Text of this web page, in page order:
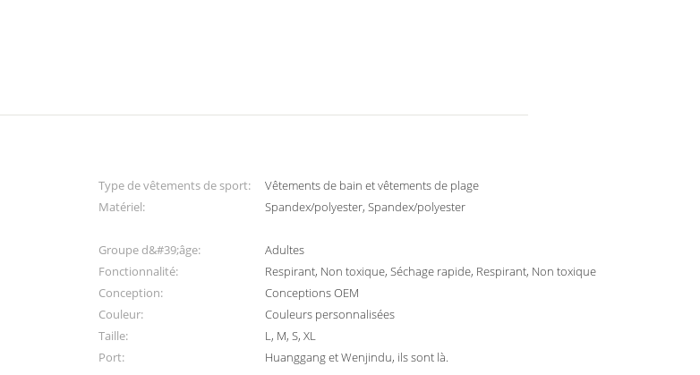
Type de vêtements de sport:
Vêtements de bain et vêtements de plage
Matériel: Spandex/polyester, Spandex/polyester
Groupe d&#39;âge:
Adultes
Fonctionnalité:
Respirant, Non toxique, Séchage rapide, Respirant, Non toxique
Conception:
Conceptions OEM
Couleur:
Couleurs personnalisées
Taille:
L, M, S, XL
Port: Huanggang et Wenjindu, ils sont là.